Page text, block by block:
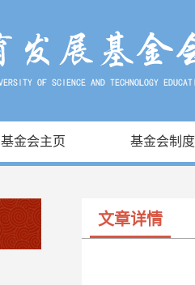
基金会主页 基金会制度
文章详情